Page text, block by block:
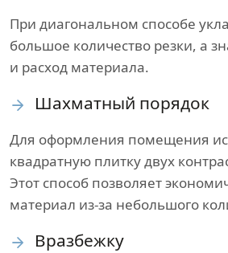
При диагональном способе
большое количество резки, а
и расход материала.
Шахматный порядок
Для оформления помещения
квадратную плитку двух
Этот способ позволяет
материал из-за небольшого
Вразбежку